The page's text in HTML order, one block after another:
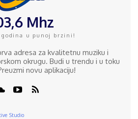
Mhz
godina u punoj brzini!
adresa za kvalitetnu muziku i
okrugu. Budi u trendu i u toku
novu aplikaciju!
Studio